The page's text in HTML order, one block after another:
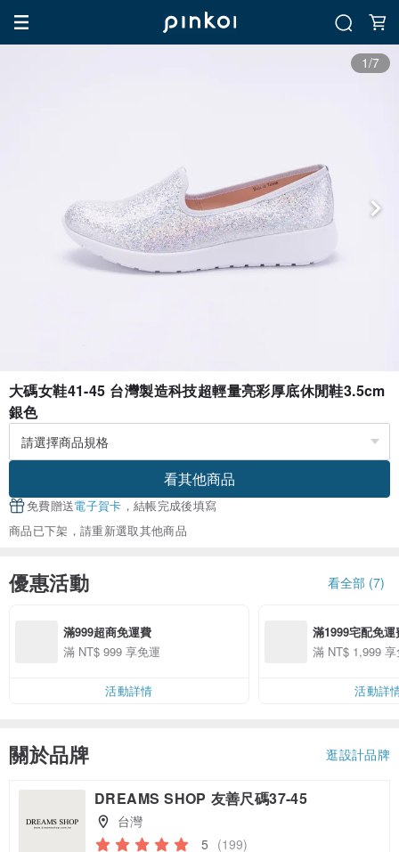
1/7
大碼女鞋41-45 台灣製造科技超輕量亮彩厚底休閒鞋3.5cm
銀色
看其他商品
免費贈送電子賀卡 ，結帳完成後填寫
商品已下架，請重新選取其他商品
優惠活動 看全部 (7)
滿999超商免運費
滿 NT$ 999 享免運
活動詳情
滿1999宅配免運
滿 NT$ 1,999
活動詳
關於品牌 逛設計品牌
DREAMS SHOP 友善尺碼37-45
台灣
5 (199)